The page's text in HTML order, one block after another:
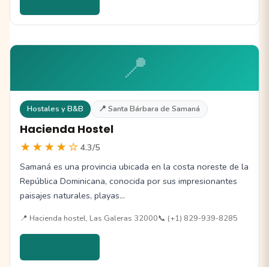
📍
Hostales y B&B 📍 Santa Bárbara de Samaná
Hacienda Hostel
★★★★☆ 4.3/5
Samaná es una provincia ubicada en la costa noreste de la
República Dominicana, conocida por sus impresionantes
paisajes naturales, playas…
📍 Hacienda hostel, Las Galeras 32000📞 (+1) 829-939-8285